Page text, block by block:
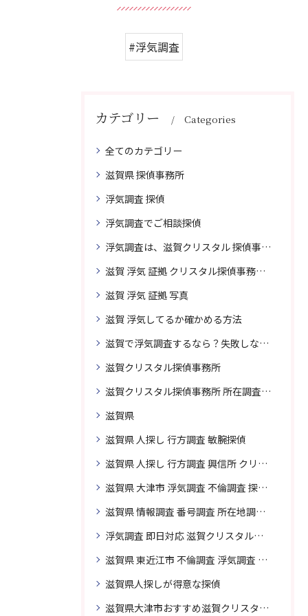
#浮気調査
カテゴリー Categories
全てのカテゴリー
滋賀県 探偵事務所
浮気調査 探偵
浮気調査でご相談探偵
浮気調査は、滋賀クリスタル 探偵事務所はご相談
滋賀 浮気 証拠 クリスタル探偵事務所 相談 無料
滋賀 浮気 証拠 写真
滋賀 浮気してるか確かめる方法
滋賀で浮気調査するなら？失敗しない探偵の選び方
滋賀クリスタル探偵事務所
滋賀クリスタル探偵事務所 所在調査 得意
滋賀県
滋賀県 人探し 行方調査 敏腕探偵
滋賀県 人探し 行方調査 興信所 クリスタル探偵がおすすめ
滋賀県 大津市 浮気調査 不倫調査 探偵 探偵事務所 素行調査 企業調査 興信所
滋賀県 情報調査 番号調査 所在地調査 企業調査 探偵事務所
浮気調査 即日対応 滋賀クリスタル探偵事務所
滋賀県 東近江市 不倫調査 浮気調査 探偵 探偵事務所 無料相談 調査料金
滋賀県人探しが得意な探偵
滋賀県大津市おすすめ滋賀クリスタル探偵事務所